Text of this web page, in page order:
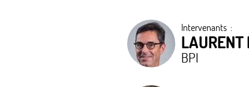
Intervenants :
LAURENT
BPI